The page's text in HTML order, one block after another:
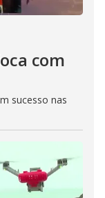
com
sucesso nas